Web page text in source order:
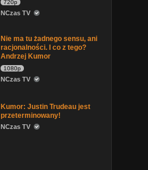
720p
NCzas TV
Nie ma tu żadnego sensu, ani
racjonalności. I co z tego?
Andrzej Kumor
1080p
NCzas TV
Kumor: Justin Trudeau jest
przeterminowany!
NCzas TV